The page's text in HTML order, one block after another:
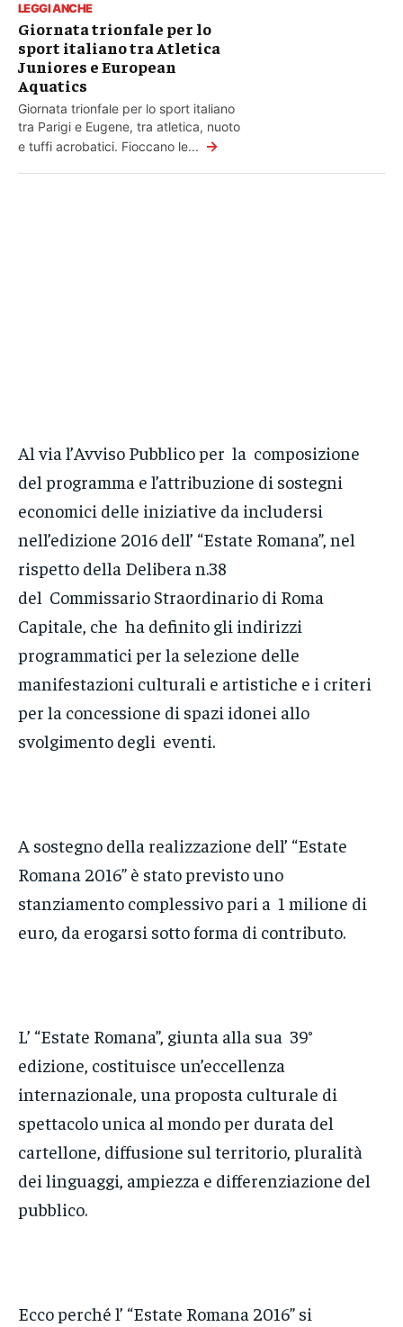
LEGGI ANCHE
Giornata trionfale per lo
sport italiano tra Atletica
Juniores e European
Aquatics
Giornata trionfale per lo sport italiano
tra Parigi e Eugene, tra atletica, nuoto
e tuffi acrobatici. Fioccano le... →
Al via l’Avviso Pubblico per la composizione
del programma e l’attribuzione di sostegni
economici delle iniziative da includersi
nell’edizione 2016 dell’ “Estate Romana”, nel
rispetto della Delibera n.38
del Commissario Straordinario di Roma
Capitale, che ha definito gli indirizzi
programmatici per la selezione delle
manifestazioni culturali e artistiche e i criteri
per la concessione di spazi idonei allo
svolgimento degli eventi.
A sostegno della realizzazione dell’ “Estate
Romana 2016” è stato previsto uno
stanziamento complessivo pari a 1 milione di
euro, da erogarsi sotto forma di contributo.
L’ “Estate Romana”, giunta alla sua 39°
edizione, costituisce un’eccellenza
internazionale, una proposta culturale di
spettacolo unica al mondo per durata del
cartellone, diffusione sul territorio, pluralità
dei linguaggi, ampiezza e differenziazione del
pubblico.
Ecco perché l’ “Estate Romana 2016” si